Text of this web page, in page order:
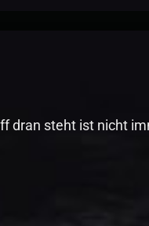
dran steht ist nicht